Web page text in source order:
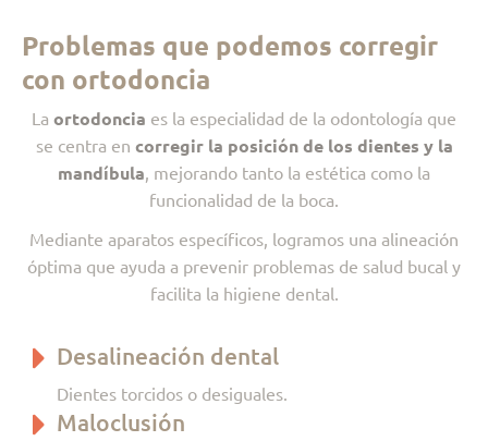
Problemas que podemos corregir
con ortodoncia
La ortodoncia es la especialidad de la odontología que
se centra en corregir la posición de los dientes y la
mandíbula, mejorando tanto la estética como la
funcionalidad de la boca.
Mediante aparatos específicos, logramos una alineación
óptima que ayuda a prevenir problemas de salud bucal y
facilita la higiene dental.
Desalineación dental
Dientes torcidos o desiguales.
Maloclusión